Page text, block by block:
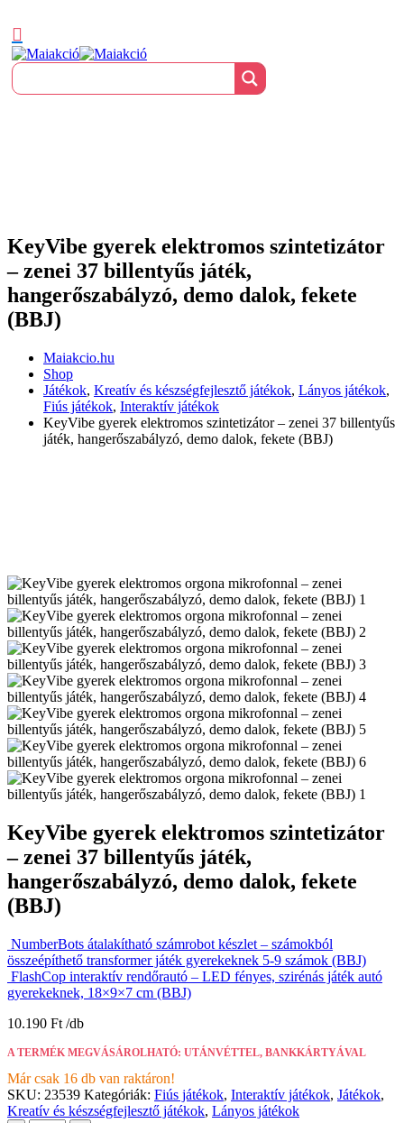
KeyVibe gyerek elektromos szintetizátor
– zenei 37 billentyűs játék,
hangerőszabályzó, demo dalok, fekete
(BBJ)
Maiakcio.hu
Shop
Játékok, Kreatív és készségfejlesztő játékok, Lányos játékok,
Fiús játékok, Interaktív játékok
KeyVibe gyerek elektromos szintetizátor – zenei 37 billentyűs
játék, hangerőszabályzó, demo dalok, fekete (BBJ)
KeyVibe gyerek elektromos szintetizátor
– zenei 37 billentyűs játék,
hangerőszabályzó, demo dalok, fekete
(BBJ)
NumberBots átalakítható számrobot készlet – számokból
összeépíthető transformer játék gyerekeknek 5-9 számok (BBJ)
FlashCop interaktív rendőrautó – LED fényes, szirénás játék autó
gyerekeknek, 18×9×7 cm (BBJ)
10.190 Ft
A TERMÉK MEGVÁSÁROLHATÓ: UTÁNVÉTTEL, BANKKÁRTYÁVAL
Már csak 16 db van raktáron!
SKU: 23539 Kategóriák: Fiús játékok, Interaktív játékok, Játékok,
Kreatív és készségfejlesztő játékok, Lányos játékok